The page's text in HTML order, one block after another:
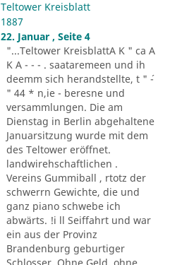
Teltower Kreisblatt
1887
22. Januar , Seite 4
"...Teltower KreisblattA K " ca A
K A - - - . saataremeen und ih
deemm sich herandstellte, t " ´-
" 44 * n,ie - beresne und
versammlungen. Die am
Dienstag in Berlin abgehaltene
Januarsitzung wurde mit dem
des Teltower eröffnet.
landwirehschaftlichen .
Vereins Gummiball , rtotz der
schwerrn Gewichte, die und
ganz piano schwebe ich
abwärts. !i ll Seiffahrt und war
ein aus der Provinz
Brandenburg geburtiger